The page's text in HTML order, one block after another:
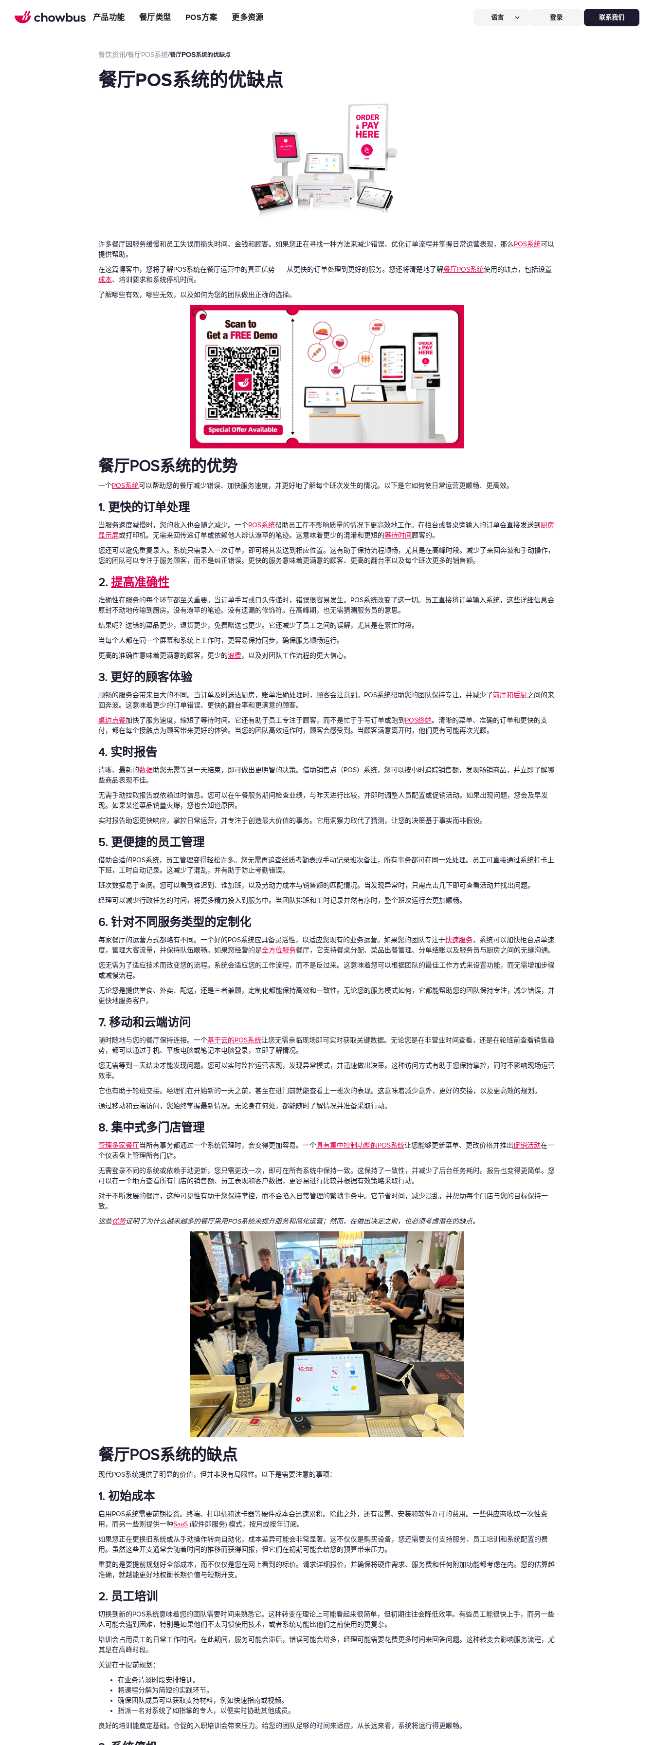
产品功能
POS系统
等位系统
手持POS
厨房显示系统
增加客流方案
会员系统
短信营销
促销引擎
AI 评价洞察
外卖平台整合
解锁更多资金
资金周转
餐厅类型
面包店增加收入
切换到Chowbus
POS方案 更多资源
长期推荐，轻松赚钱
语言 登录 联系我们
餐饮资讯/餐厅POS系统/餐厅POS系统的优缺点
餐厅POS系统的优缺点
许多餐厅因服务缓慢和员工失误而损失时间、金钱和顾客。如果您正在寻找一种方法来减少错误、优化订单流程并掌握日常运营表现，那么POS系统可以
提供帮助。
在这篇博客中，您将了解POS系统在餐厅运营中的真正优势——从更快的订单处理到更好的服务。您还将清楚地了解餐厅POS系统使用的缺点，包括设置
成本、培训要求和系统停机时间。
了解哪些有效，哪些无效，以及如何为您的团队做出正确的选择。
餐厅POS系统的优势
一个POS系统可以帮助您的餐厅减少错误、加快服务速度，并更好地了解每个班次发生的情况。以下是它如何使日常运营更顺畅、更高效。
1. 更快的订单处理
当服务速度减慢时，您的收入也会随之减少。一个POS系统帮助员工在不影响质量的情况下更高效地工作。在柜台或餐桌旁输入的订单会直接发送到 厨房
显示屏或打印机。无需来回传递订单或依赖他人辨认潦草的笔迹。这意味着更少的混淆和更短的等待时间顾客的。
您还可以避免重复录入。系统只需录入一次订单，即可将其发送到相应位置。这有助于保持流程顺畅，尤其是在高峰时段。减少了来回奔波和手动操作，
您的团队可以专注于服务顾客，而不是纠正错误。更快的服务意味着更满意的顾客、更高的翻台率以及每个班次更多的销售额。
2. 提高准确性
准确性在服务的每个环节都至关重要。当订单手写或口头传递时，错误很容易发生。POS系统改变了这一切。员工直接将订单输入系统，这些详细信息会
原封不动地传输到厨房。没有潦草的笔迹。没有遗漏的修饰符。在高峰期，也无需猜测服务员的意思。
结果呢？送错的菜品更少，退货更少，免费赠送也更少。它还减少了员工之间的误解，尤其是在繁忙时段。
当每个人都在同一个屏幕和系统上工作时，更容易保持同步，确保服务顺畅运行。
更高的准确性意味着更满意的顾客，更少的浪费，以及对团队工作流程的更大信心。
3. 更好的顾客体验
顺畅的服务会带来巨大的不同。当订单及时送达厨房，账单准确处理时，顾客会注意到。POS系统帮助您的团队保持专注，并减少了前厅和后厨之间的来
回奔波。这意味着更少的订单错误、更快的翻台率和更满意的顾客。
桌边点餐加快了服务速度，缩短了等待时间。它还有助于员工专注于顾客，而不是忙于手写订单或跑到 POS终端。清晰的菜单、准确的订单和更快的支
付，都在每个接触点为顾客带来更好的体验。当您的团队高效运作时，顾客会感受到。当顾客满意离开时，他们更有可能再次光顾。
4. 实时报告
清晰、最新的数据助您无需等到一天结束，即可做出更明智的决策。借助销售点（POS）系统，您可以按小时追踪销售额，发现畅销商品，并立即了解哪
些商品表现不佳。
无需手动拉取报告或依赖过时信息。您可以在午餐服务期间检查业绩，与昨天进行比较，并即时调整人员配置或促销活动。如果出现问题，您会及早发
现。如果某道菜品销量火爆，您也会知道原因。
实时报告助您更快响应，掌控日常运营，并专注于创造最大价值的事务。它用洞察力取代了猜测，让您的决策基于事实而非假设。
5. 更便捷的员工管理
借助合适的POS系统，员工管理变得轻松许多。您无需再追查纸质考勤表或手动记录班次备注，所有事务都可在同一处处理。员工可直接通过系统打卡上
下班，工时自动记录。这减少了混乱，并有助于防止考勤错误。
班次数据易于查阅。您可以看到谁迟到、谁加班，以及劳动力成本与销售额的匹配情况。当发现异常时，只需点击几下即可查看活动并找出问题。
经理可以减少行政任务的时间，将更多精力投入到服务中。当团队排班和工时记录井然有序时，整个班次运行会更加顺畅。
6. 针对不同服务类型的定制化
每家餐厅的运营方式都略有不同。一个好的POS系统应具备灵活性，以适应您现有的业务运营。如果您的团队专注于快速服务，系统可以加快柜台点单速
度，管理大客流量，并保持队伍顺畅。如果您经营的是全方位服务餐厅，它支持餐桌分配、菜品出餐管理、分单结账以及服务员与厨房之间的无缝沟通。
您无需为了适应技术而改变您的流程。系统会适应您的工作流程，而不是反过来。这意味着您可以根据团队的最佳工作方式来设置功能，而无需增加步骤
或减慢流程。
无论您是提供堂食、外卖、配送，还是三者兼顾，定制化都能保持高效和一致性。无论您的服务模式如何，它都能帮助您的团队保持专注，减少错误，并
更快地服务客户。
7. 移动和云端访问
随时随地与您的餐厅保持连接。一个基于云的POS系统让您无需亲临现场即可实时获取关键数据。无论您是在非营业时间查看，还是在轮班前查看销售趋
势，都可以通过手机、平板电脑或笔记本电脑登录，立即了解情况。
您无需等到一天结束才能发现问题。您可以实时监控运营表现，发现异常模式，并迅速做出决策。这种访问方式有助于您保持掌控，同时不影响现场运营
效率。
它也有助于轮班交接。经理们在开始新的一天之前，甚至在进门前就能查看上一班次的表现。这意味着减少意外，更好的交接，以及更高效的规划。
通过移动和云端访问，您始终掌握最新情况。无论身在何处，都能随时了解情况并准备采取行动。
8. 集中式多门店管理
管理多家餐厅当所有事务都通过一个系统管理时，会变得更加容易。一个具有集中控制功能的POS系统让您能够更新菜单、更改价格并推出促销活动在一
个仪表盘上管理所有门店。
无需登录不同的系统或依赖手动更新，您只需更改一次，即可在所有系统中保持一致。这保持了一致性，并减少了后台任务耗时。报告也变得更简单。您
可以在一个地方查看所有门店的销售额、员工表现和客户数据，更容易进行比较并根据有效策略采取行动。
对于不断发展的餐厅，这种可见性有助于您保持掌控，而不会陷入日常管理的繁琐事务中。它节省时间，减少混乱，并帮助每个门店与您的目标保持一
致。
这些优势证明了为什么越来越多的餐厅采用POS系统来提升服务和简化运营；然而，在做出决定之前，也必须考虑潜在的缺点。
餐厅POS系统的缺点
现代POS系统提供了明显的价值，但并非没有局限性。以下是需要注意的事项：
1. 初始成本
启用POS系统需要前期投资。终端、打印机和读卡器等硬件成本会迅速累积。除此之外，还有设置、安装和软件许可的费用。一些供应商收取一次性费
用，而另一些则提供一种SaaS (软件即服务) 模式，按月或按年订阅。
如果您正在更换旧系统或从手动操作转向自动化，成本差异可能会非常显著。这不仅仅是购买设备，您还需要支付支持服务、员工培训和系统配置的费
用。虽然这些开支通常会随着时间的推移而获得回报，但它们在初期可能会给您的预算带来压力。
重要的是要提前规划好全部成本，而不仅仅是您在网上看到的标价。请求详细报价，并确保将硬件需求、服务费和任何附加功能都考虑在内。您的估算越
准确，就越能更好地权衡长期价值与短期开支。
2. 员工培训
切换到新的POS系统意味着您的团队需要时间来熟悉它。这种转变在理论上可能看起来很简单，但初期往往会降低效率。有些员工能很快上手，而另一些
人可能会遇到困难，特别是如果他们不太习惯使用技术，或者系统功能比他们之前使用的更复杂。
培训会占用员工的日常工作时间。在此期间，服务可能会滞后，错误可能会增多，经理可能需要花费更多时间来回答问题。这种转变会影响服务流程，尤
其是在高峰时段。
关键在于提前规划：
在业务清淡时段安排培训。
将课程分解为简短的实践环节。
确保团队成员可以获取支持材料，例如快速指南或视频。
指派一名对系统了如指掌的专人，以便实时协助其他成员。
良好的培训能奠定基础。仓促的入职培训会带来压力。给您的团队足够的时间来适应，从长远来看，系统将运行得更顺畅。